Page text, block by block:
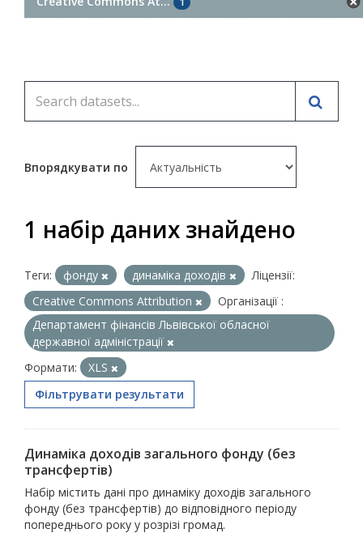
Впорядкувати по
1 набір даних знайдено
Теги: фонду динаміка доходів
Ліцензії:
Creative Commons Attribution
Організації :
Департамент фінансів Львівської обласної
державної адміністрації
Формати:
XLS
Фільтрувати результати
Динаміка доходів загального фонду (без
трансфертів)
Набір містить дані про динаміку доходів загального
фонду (без трансфертів) до відповідного періоду
попереднього року у розрізі громад.